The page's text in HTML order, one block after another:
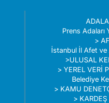
Prens Adaları
>
İstanbul İl Afet
>ULUSAL
> YEREL VERİ
Belediye
> KAMU
>